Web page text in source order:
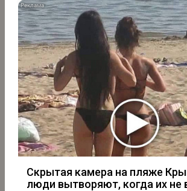
Скрытая камера на пляже
люди вытворяют, когда их не